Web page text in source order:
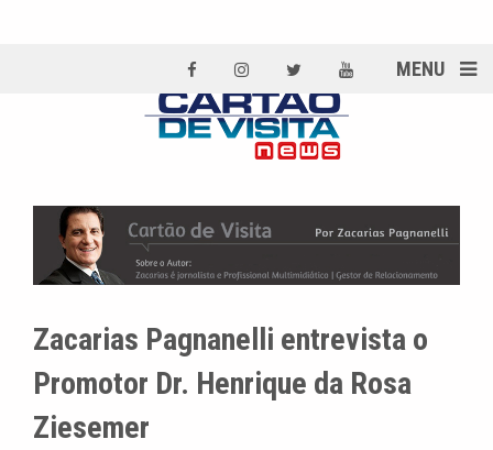
MENU
Zacarias Pagnanelli entrevista o
Promotor Dr. Henrique da Rosa
Ziesemer